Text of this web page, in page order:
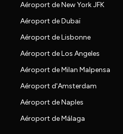
Aéroport de New York JFK
Aéroport de Dubaï
Aéroport de Lisbonne
Aéroport de Los Angeles
Aéroport de Milan Malpensa
Aéroport d'Amsterdam
Aéroport de Naples
Aéroport de Málaga